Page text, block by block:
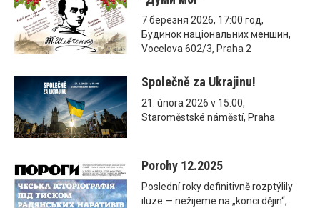
7 березня 2026, 17:00 год,
Будинок національних меншин,
Vocelova 602/3, Praha 2
Společně za Ukrajinu!
21. února 2026 v 15:00,
Staroměstské náměstí, Praha
Porohy 12.2025
Poslední roky definitivně rozptýlily
iluze — nežijeme na „konci dějin“,